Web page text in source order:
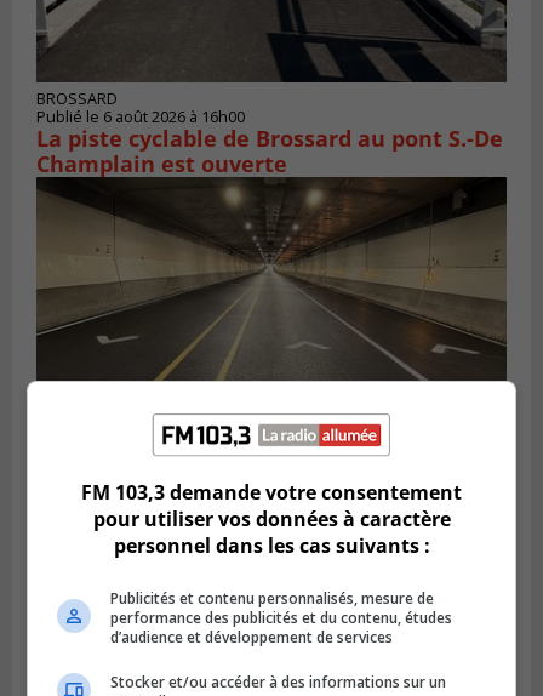
BROSSARD
Publié le 6 août 2026 à 16h00
La piste cyclable de Brossard au pont S.-De
Champlain est ouverte
BOUCHERVILLE
Publié le 6 août 2026 à 14h50
Le tube nord du pont-tunnel Louis-
Hippolyte-La Fontaine se dote d’une
FM 103,3 demande votre consentement
pour utiliser vos données à caractère
personnel dans les cas suivants :
Publicités et contenu personnalisés, mesure de
performance des publicités et du contenu, études
d’audience et développement de services
Stocker et/ou accéder à des informations sur un